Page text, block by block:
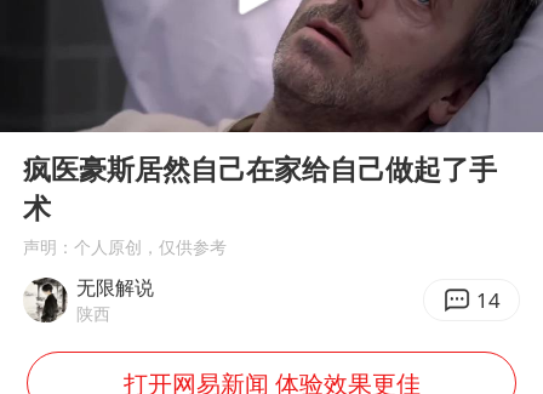
部分银行上调存款利率
小沈阳加盟《披荆斩棘》
朱一龙的鼻子怎么了
4.2平卫生间补漏注胶花1.55万
周星驰妈妈现身香港首映礼
Play
10:29
疯医豪斯居然自己在家给自己做起了手
术
声明：个人原创，仅供参考
无限解说
陕西 14
打开网易新闻 体验效果更佳